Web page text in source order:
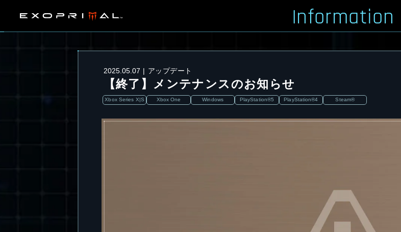
Information
2025.05.07 アップデート
【終了】メンテナンスのお知らせ
Xbox Series X|S Xbox One Windows PlayStation®5 PlayStation®4 Steam®